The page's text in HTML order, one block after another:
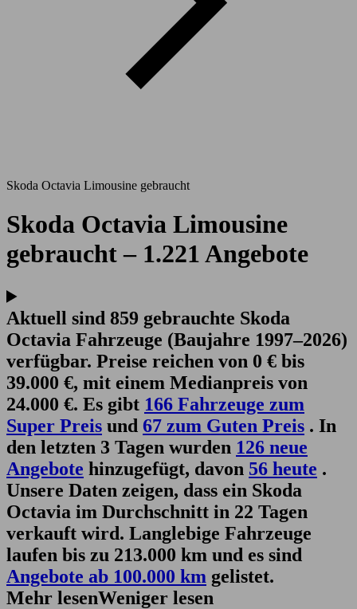
Skoda Octavia Limousine gebraucht
Skoda Octavia Limousine
gebraucht – 1.221 Angebote
Aktuell sind 859 gebrauchte Skoda
Octavia Fahrzeuge (Baujahre 1997–2026)
verfügbar. Preise reichen von 0 € bis
39.000 €, mit einem Medianpreis von
24.000 €. Es gibt 166 Fahrzeuge zum
Super Preis und 67 zum Guten Preis . In
den letzten 3 Tagen wurden 126 neue
Angebote hinzugefügt, davon 56 heute .
Unsere Daten zeigen, dass ein Skoda
Octavia im Durchschnitt in 22 Tagen
verkauft wird. Langlebige Fahrzeuge
laufen bis zu 213.000 km und es sind
Angebote ab 100.000 km gelistet.
Mehr lesenWeniger lesen